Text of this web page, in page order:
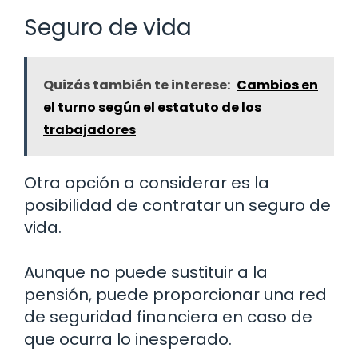
Seguro de vida
Quizás también te interese: Cambios en
el turno según el estatuto de los
trabajadores
Otra opción a considerar es la
posibilidad de contratar un seguro de
vida.
Aunque no puede sustituir a la
pensión, puede proporcionar una red
de seguridad financiera en caso de
que ocurra lo inesperado.